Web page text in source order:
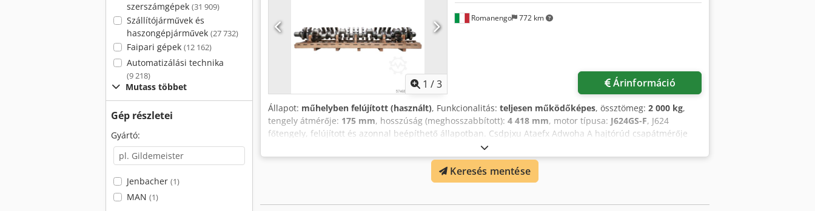
szerszámgépek (31 909)
Szállítójárművek és
haszongépjárművek (27 732)
Faipari gépek (12 162)
Automatizálási technika
(9 218)
Mutass többet
Gép részletei
Gyártó:
Jenbacher (1)
MAN (1)
1 /3
Romanengo 772 km
Árinformáció
Állapot: műhelyben felújított (használt), Funkcionalitás: teljesen működőképes, össztömeg: 2 000 kg,
tengely átmérője: 175 mm, hosszúság (meghosszabbított): 4 418 mm, motor típusa: J624GS-F, J624
főtengely, felújított és azonnal beépíthető állapotban. Csdpjxu Ataefx Adwoha A hajtórúd csapátmérője
névlegesen 175 mm, míg a főcsapok 194,5 mm-re vannak megmunkálva (szemben a szabványos 195 mm-
rel), így biztosítva az egyenletes illeszkedést. A N4 és N5 csapokon keménykróm bevonat készült a
méretvisszaállítás és a felület minőségének helyreállítása érdekében. Az alkatrész szigorú ellenőrzéseken
esett át, hogy garantálja a megfelelő működést a beépítés során. Műszaki adatok Típus: KURBEL Motor:
Keresés mentése